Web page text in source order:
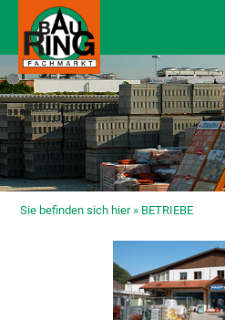
Sie befinden sich hier » BETRIEBE